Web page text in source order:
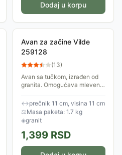
Dodaj u korpu
Avan za začine Vilde
259128
(13)
Avan sa tučkom, izrađen od
granita. Omogućava mlevenje
semenki. Avan je napravljen
od prirodnog granita, pa se
pojedini...
↔prečnik 11 cm, visina 11 cm
⚖Masa paketa: 1.7 kg
◈granit
1,399 RSD